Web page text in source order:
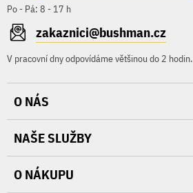
Po - Pá: 8 - 17 h
zakaznici@bushman.cz
V pracovní dny odpovídáme většinou do 2 hodin.
O NÁS
NAŠE SLUŽBY
O NÁKUPU